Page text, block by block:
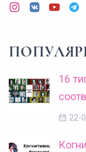
16
22-